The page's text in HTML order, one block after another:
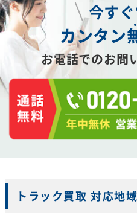
今す
カンタン
お電話でのお問
トラック買取 対応地域